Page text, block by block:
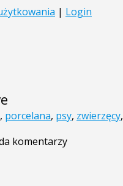
, porcelana, psy, zwierzęcy,
komentarzy